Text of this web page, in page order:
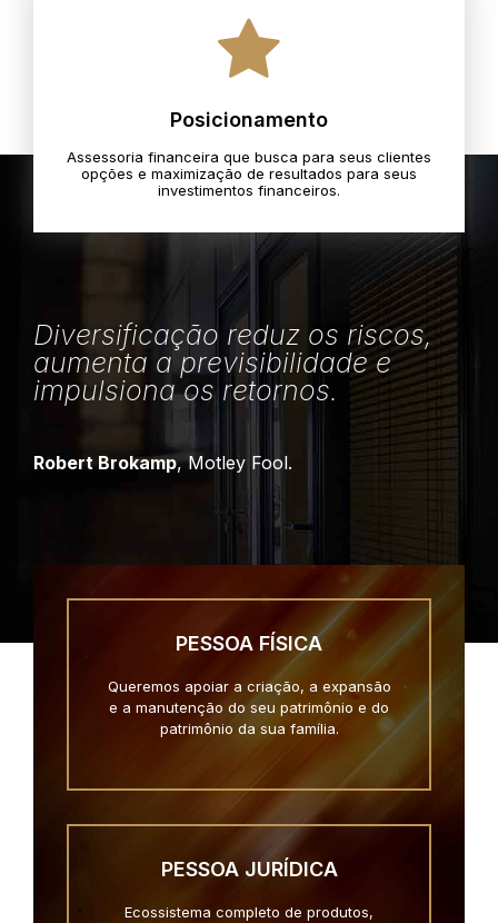
Posicionamento
Assessoria financeira que busca para seus clientes
opções e maximização de resultados para seus
investimentos financeiros.
Diversificação reduz os riscos,
aumenta a previsibilidade e
impulsiona os retornos.
Robert Brokamp, Motley Fool.
PESSOA FÍSICA
Queremos apoiar a criação, a expansão
e a manutenção do seu patrimônio e do
patrimônio da sua família.
PESSOA JURÍDICA
Ecossistema completo de produtos,